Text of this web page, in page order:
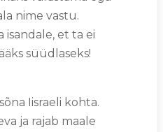
nime vastu.
isandale, et ta ei
süüdlaseks!
Iisraeli kohta.
ja rajab maale